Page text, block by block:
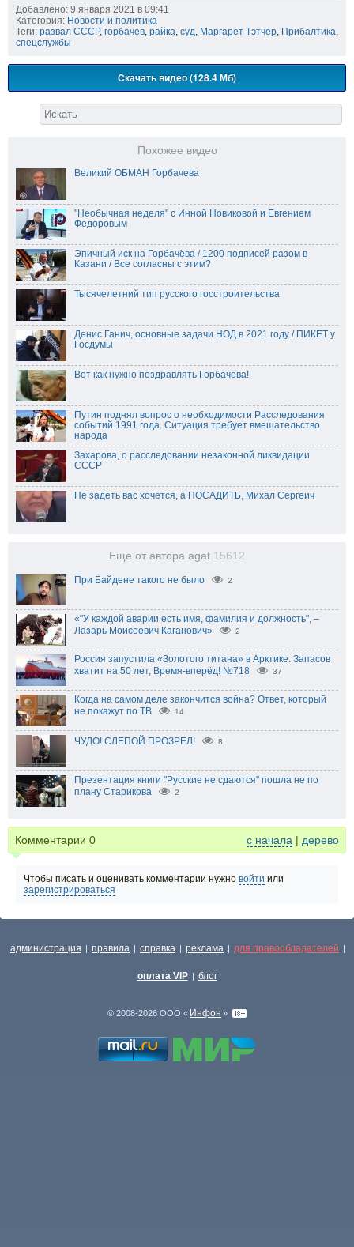
Добавлено: 9 января 2021 в 09:41
Категория: Новости и политика
Теги: развал СССР, горбачев, райка, суд, Маргарет Тэтчер, Прибалтика,
спецслужбы
Скачать видео (128.4 Мб)
Похожее видео
Великий ОБМАН Горбачева
"Необычная неделя" с Инной Новиковой и Евгением
Федоровым
Эпичный иск на Горбачёва / 1200 подписей разом в
Казани / Все согласны с этим?
Тысячелетний тип русского госстроительства
Денис Ганич, основные задачи НОД в 2021 году / ПИКЕТ у
Госдумы
Вот как нужно поздравлять Горбачёва!
Путин поднял вопрос о необходимости Расследования
событий 1991 года. Ситуация требует вмешательство
народа
Захарова, о расследовании незаконной ликвидации
СССР
Не задеть вас хочется, а ПОСАДИТЬ, Михал Сергеич
Еще от автора agat 15612
При Байдене такого не было 2
«"У каждой аварии есть имя, фамилия и должность", –
Лазарь Моисеевич Каганович»
2
Россия запустила «Золотого титана» в Арктике. Запасов
хватит на 50 лет, Время-вперёд! №718
37
Когда на самом деле закончится война? Ответ, который
не покажут по ТВ
14
ЧУДО! СЛЕПОЙ ПРОЗРЕЛ! 8
Презентация книги "Русские не сдаются" пошла не по
плану Старикова
2
Комментарии 0 с начала | дерево
Чтобы писать и оценивать комментарии нужно войти или
зарегистрироваться
администрация | правила | справка | реклама | для правообладателей |
оплата VIP | блог
© 2008-2026 ООО « Инфон »